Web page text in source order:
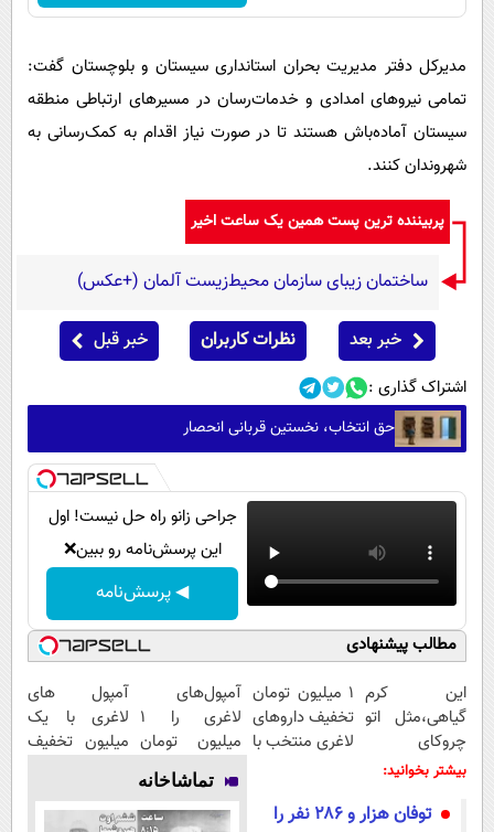
مدیرکل دفتر مدیریت بحران استانداری سیستان و بلوچستان گفت:
تمامی نیروهای ‏امدادی و خدمات‌رسان در مسیرهای ارتباطی منطقه
سیستان آماده‌باش ‏هستند تا در صورت نیاز اقدام به کمک‌رسانی به
شهروندان کنند.‏
پربیننده ترین پست همین یک ساعت اخیر
ساختمان زیبای سازمان محیط‌زیست آلمان (+عکس)
خبر بعد نظرات کاربران خبر قبل
اشتراک گذاری :
حق انتخاب، نخستین قربانی انحصار
جراحی زانو راه حل نیست! اول
این پرسش‌نامه رو ببین❌
◀ پرسش‌نامه
مطالب پیشنهادی
این کرم
گیاهی،مثل اتو
چروکای
پوستتوصاف
۱ میلیون تومان
تخفیف داروهای
لاغری منتخب با
نزدیکت
آمپول‌های
لاغری را ۱
میلیون تومان
ارزان‌تر از
همه‌جا بخر!
آمپول های
لاغری با یک
میلیون تخفیف
معتبر
بیشتر بخوانید:
توفان هزار و ۲۸۶ نفر را
تماشاخانه